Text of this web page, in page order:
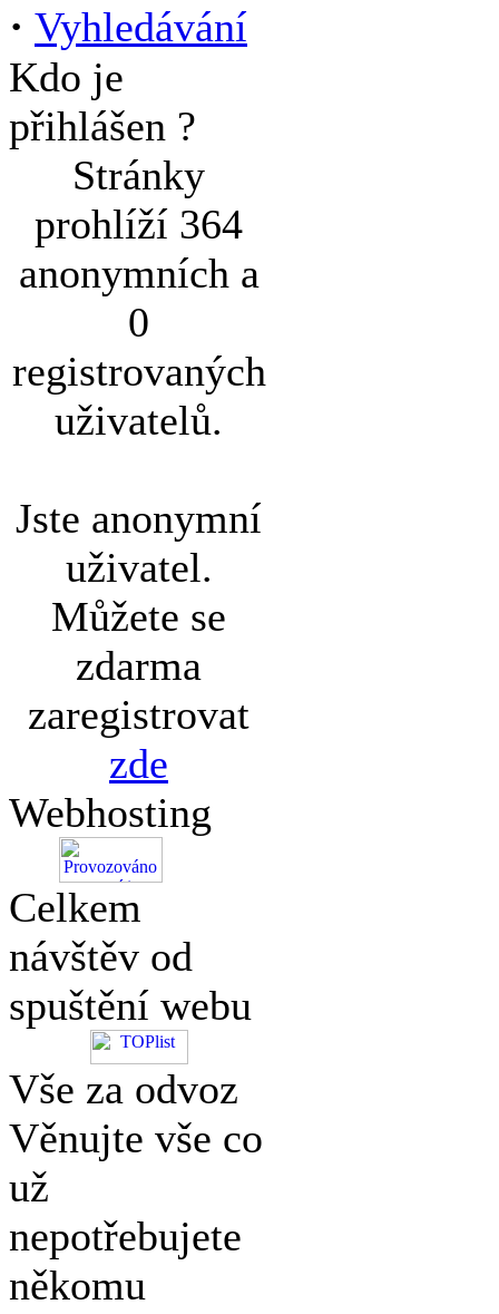
· Vyhledávání
Kdo je
přihlášen ?
Stránky
prohlíží 364
anonymních a
0
registrovaných
uživatelů.
Jste anonymní
uživatel.
Můžete se
zdarma
zaregistrovat
zde
Webhosting
Celkem
návštěv od
spuštění webu
Vše za odvoz
Věnujte vše co
už
nepotřebujete
někomu